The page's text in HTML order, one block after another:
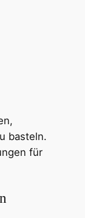
basteln.
für